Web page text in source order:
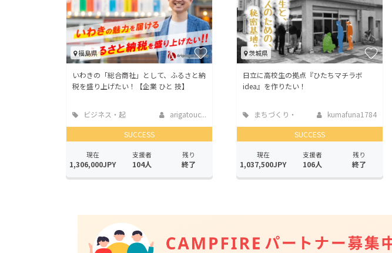
CAMPFIREふるさと納税
福島県
いわきの「総合商社」として、ふるさと納
税を盛り上げたい！【企業 ひと 技】
ビジネス・起
arigatouc...
SUCCESS
現在
1,306,000JPY
支援者
104人
残り
終了
茨城県
日立に高校生の拠点『ひたちマチラボ
idea』を作りたい！
まちづくり・
kumafuna1784
SUCCESS
現在
1,037,500JPY
支援者
106人
残り
終了